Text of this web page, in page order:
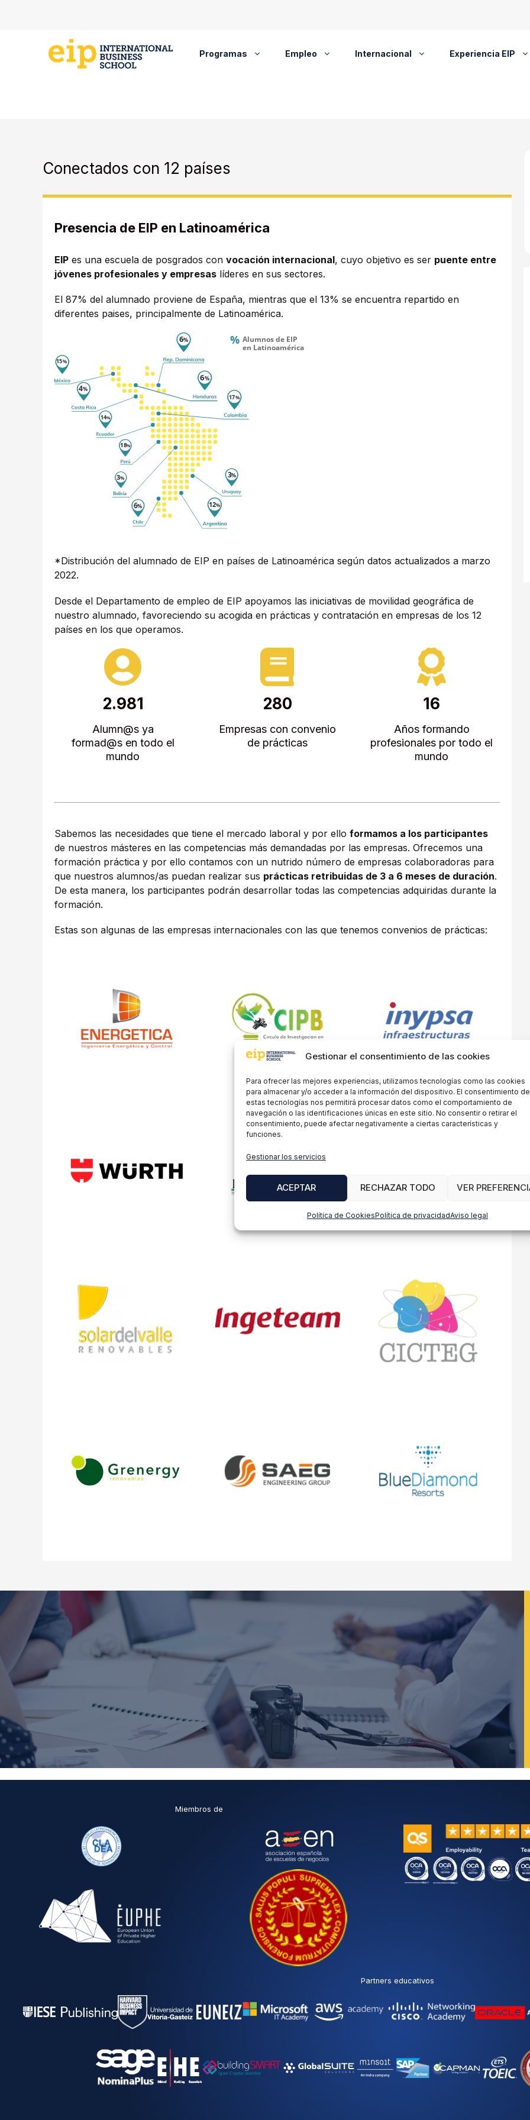
Gestionar el consentimiento de las cookies
Para ofrecer las mejores experiencias, utilizamos tecnologías como las cookies
para almacenar y/o acceder a la información del dispositivo. El consentimiento de
estas tecnologías nos permitirá procesar datos como el comportamiento de
navegación o las identificaciones únicas en este sitio. No consentir o retirar el
consentimiento, puede afectar negativamente a ciertas características y
funciones.
Gestionar los servicios
ACEPTAR RECHAZAR TODO VER
Política de CookiesPolítica de privacidadAviso legal
Programas Empleo Internacional Experiencia EIP
Conectados con 12 países
Presencia de EIP en Latinoamérica
EIP es una escuela de posgrados con vocación internacional, cuyo objetivo es ser puente entre
jóvenes profesionales y empresas líderes en sus sectores.
El 87% del alumnado proviene de España, mientras que el 13% se encuentra repartido en
diferentes paises, principalmente de Latinoamérica.
*Distribución del alumnado de EIP en países de Latinoamérica según datos actualizados a marzo
2022.
Desde el Departamento de empleo de EIP apoyamos las iniciativas de movilidad geográfica de
nuestro alumnado, favoreciendo su acogida en prácticas y contratación en empresas de los 12
países en los que operamos.
2.981
Alumn@s ya
formad@s en todo el
mundo
280
Empresas con convenio
de prácticas
16
Años formando
profesionales por todo el
mundo
Sabemos las necesidades que tiene el mercado laboral y por ello formamos a los participantes
de nuestros másteres en las competencias más demandadas por las empresas. Ofrecemos una
formación práctica y por ello contamos con un nutrido número de empresas colaboradoras para
que nuestros alumnos/as puedan realizar sus prácticas retribuidas de 3 a 6 meses de duración.
De esta manera, los participantes podrán desarrollar todas las competencias adquiridas durante la
formación.
Estas son algunas de las empresas internacionales con las que tenemos convenios de prácticas:
Miembros de
Partners educativos